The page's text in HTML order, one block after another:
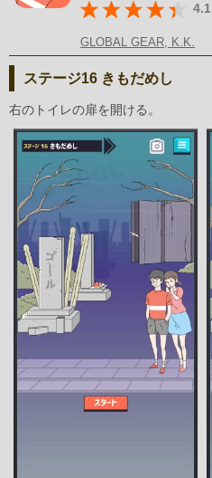
4.1
GLOBAL GEAR, K.K.
ステージ16 きもだめし
右のトイレの扉を開ける。